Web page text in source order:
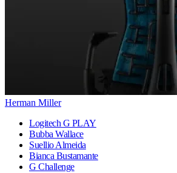
Herman Miller
Logitech G PLAY
Bubba Wallace
Suellio Almeida
Bianca Bustamante
G Challenge